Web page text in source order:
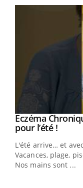
Youtube
Eczéma
pour l’été !
L'été arrive… et
Vacances, plage,
Nos mains sont ...